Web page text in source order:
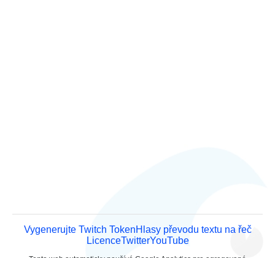
Vygenerujte Twitch TokenHlasy převodu textu na řeč
LicenceTwitterYouTube